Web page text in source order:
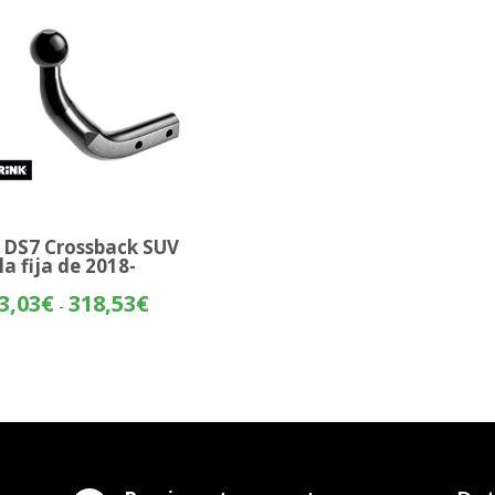
DS7 Crossback SUV
fija de 2018-
€ - 318,53€Rango
hasta